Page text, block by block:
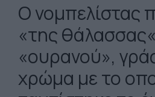
Ο νομπελίστας
«της
«ουρανού»,
χρώμα με το